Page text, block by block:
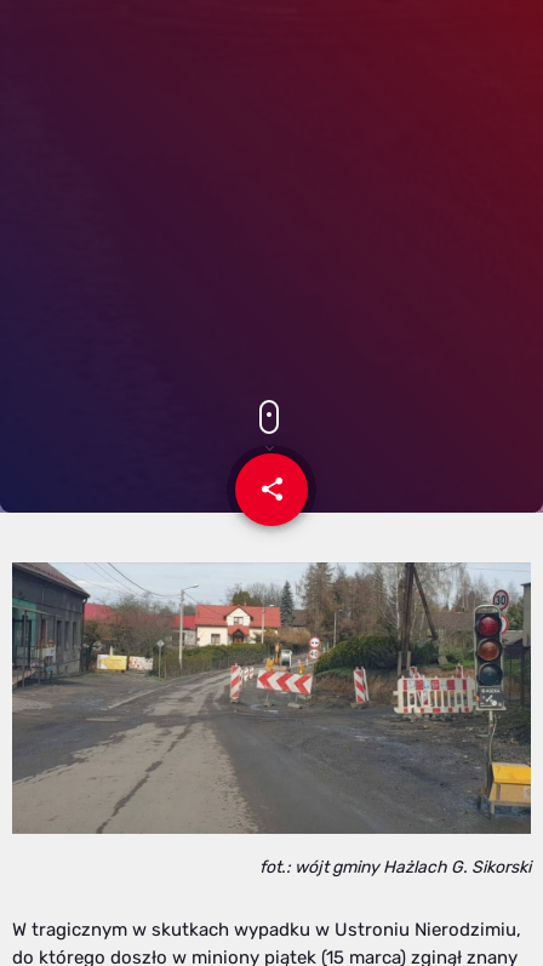
share
email
fot.: wójt gminy Hażlach G. Sikorski
W tragicznym w skutkach wypadku w Ustroniu Nierodzimiu,
do którego doszło w miniony piątek (15 marca) zginął znany